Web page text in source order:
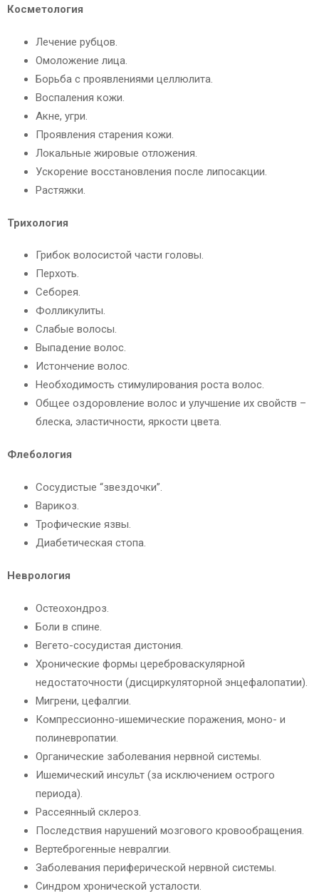
Косметология
Лечение рубцов.
Омоложение лица.
Борьба с проявлениями целлюлита.
Воспаления кожи.
Акне, угри.
Проявления старения кожи.
Локальные жировые отложения.
Ускорение восстановления после липосакции.
Растяжки.
Трихология
Грибок волосистой части головы.
Перхоть.
Себорея.
Фолликулиты.
Слабые волосы.
Выпадение волос.
Истончение волос.
Необходимость стимулирования роста волос.
Общее оздоровление волос и улучшение их свойств –
блеска, эластичности, яркости цвета.
Флебология
Сосудистые “звездочки”.
Варикоз.
Трофические язвы.
Диабетическая стопа.
Неврология
Остеохондроз.
Боли в спине.
Вегето-сосудистая дистония.
Хронические формы цереброваскулярной
недостаточности (дисциркуляторной энцефалопатии).
Мигрени, цефалгии.
Компрессионно-ишемические поражения, моно- и
полиневропатии.
Органические заболевания нервной системы.
Ишемический инсульт (за исключением острого
периода).
Рассеянный склероз.
Последствия нарушений мозгового кровообращения.
Вертеброгенные невралгии.
Заболевания периферической нервной системы.
Синдром хронической усталости.